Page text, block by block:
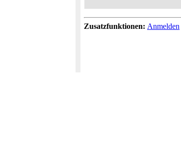
Zusatzfunktionen: Anmelden